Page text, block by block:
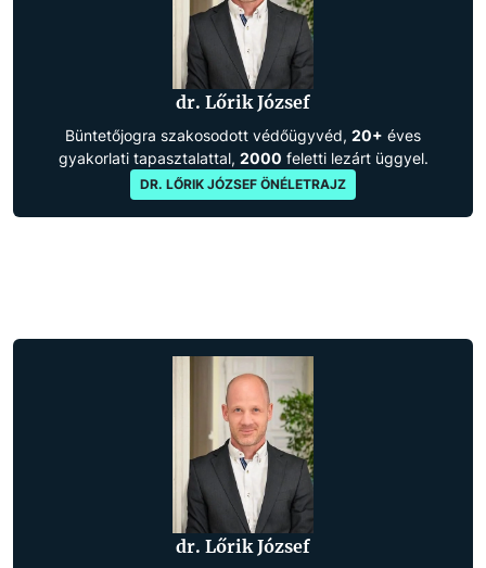
dr. Lőrik József
Büntetőjogra szakosodott védőügyvéd, 20+ éves
gyakorlati tapasztalattal, 2000 feletti lezárt üggyel.
DR. LŐRIK JÓZSEF ÖNÉLETRAJZ
dr. Lőrik József